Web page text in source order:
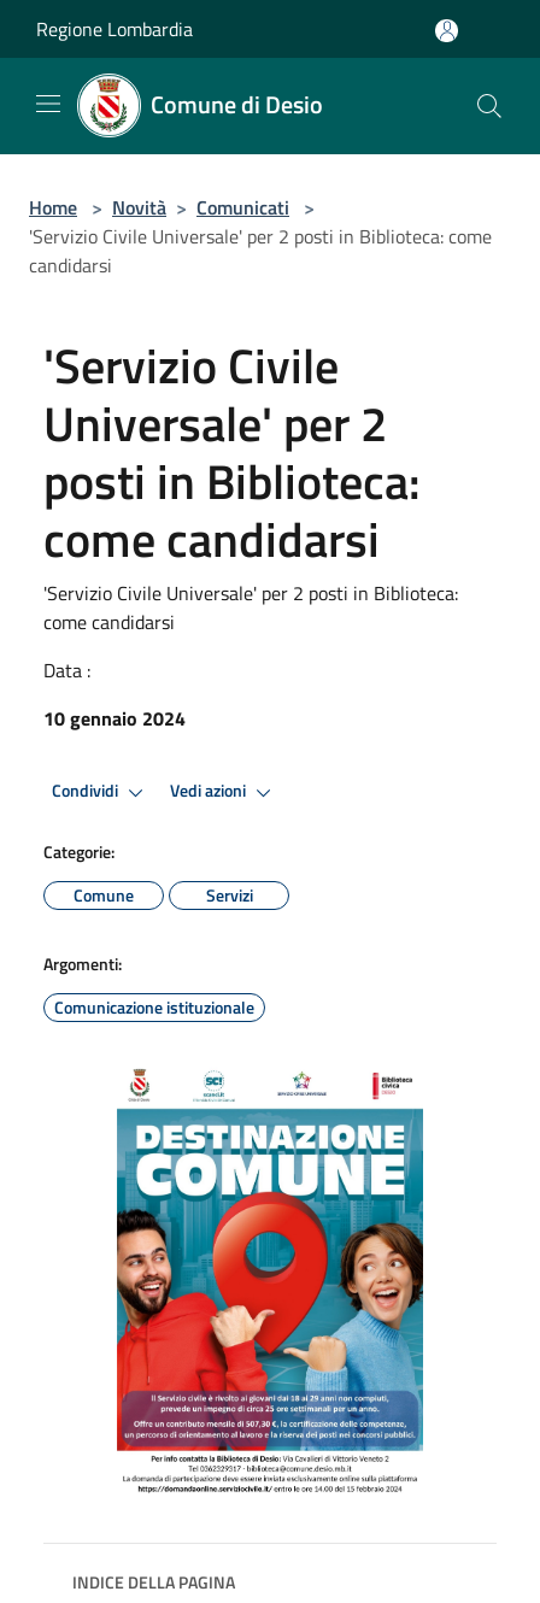
Regione Lombardia
Comune di Desio
Home > Novità > Comunicati >
'Servizio Civile Universale' per 2 posti in Biblioteca: come
candidarsi
'Servizio Civile
Universale' per 2
posti in Biblioteca:
come candidarsi
'Servizio Civile Universale' per 2 posti in Biblioteca:
come candidarsi
Data :
10 gennaio 2024
Condividi Vedi azioni
Categorie:
Comune
Servizi
Argomenti:
Comunicazione istituzionale
INDICE DELLA PAGINA